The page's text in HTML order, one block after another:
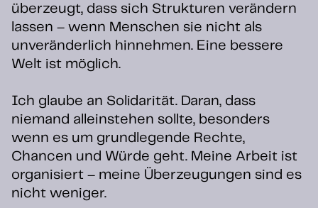
überzeugt, dass sich Strukturen verändern
lassen – wenn Menschen sie nicht als
unveränderlich hinnehmen. Eine bessere
Welt ist möglich.
Ich glaube an Solidarität. Daran, dass
niemand alleinstehen sollte, besonders
wenn es um grundlegende Rechte,
Chancen und Würde geht. Meine Arbeit ist
organisiert – meine Überzeugungen sind es
nicht weniger.